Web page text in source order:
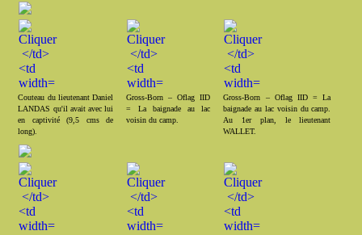
Couteau du lieutenant Daniel
LANDAS qu'il avait avec lui
en captivité (9,5 cms de
long).
Gross-Born – Oflag IID
= La baignade au lac
voisin du camp.
Gross-Born – Oflag IID = La
baignade au lac voisin du camp.
Au 1er plan, le lieutenant
WALLET.